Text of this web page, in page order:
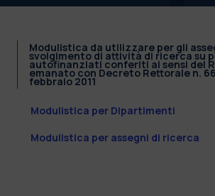
Modulistica da utilizzare per gli
svolgimento di attività di ricerca su
autofinanziati conferiti ai sensi del
emanato con Decreto Rettorale n.
febbraio 2011
Modulistica per Dipartimenti
Modulistica per assegni di ricerca